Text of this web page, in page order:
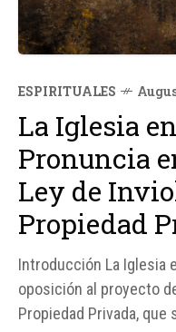
ESPIRITUALES
La Iglesia
Pronuncia
Ley de
Propiedad
Introducción La Iglesia
oposición al proyecto
Propiedad Privada, que